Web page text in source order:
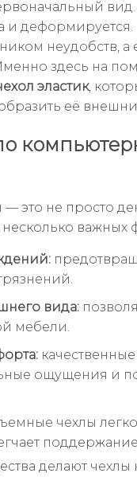
и
неудобств,
здесь на
эластик,
её
— это не просто
важных
вида:
мебели.
ощущения и
чехлы
поддержание
делают